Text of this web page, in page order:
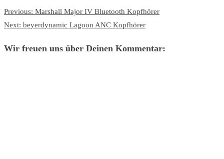
Previous: Marshall Major IV Bluetooth Kopfhörer
Next: beyerdynamic Lagoon ANC Kopfhörer
Wir freuen uns über Deinen Kommentar: